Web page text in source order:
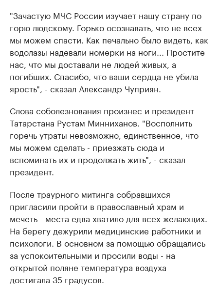
"Зачастую МЧС России изучает нашу страну по
горю людскому. Горько осознавать, что не всех
мы можем спасти. Как печально было видеть, как
водолазы надевали номерки на ноги... Простите
нас, что мы доставали не людей живых, а
погибших. Спасибо, что ваши сердца не убила
ярость", - сказал Александр Чуприян.
Слова соболезнования произнес и президент
Татарстана Рустам Минниханов. "Восполнить
горечь утраты невозможно, единственное, что
мы можем сделать - приезжать сюда и
вспоминать их и продолжать жить", - сказал
президент.
После траурного митинга собравшихся
пригласили пройти в православный храм и
мечеть - места едва хватило для всех желающих.
На берегу дежурили медицинские работники и
психологи. В основном за помощью обращались
за успокоительными и просили воды - на
открытой поляне температура воздуха
достигала 35 градусов.